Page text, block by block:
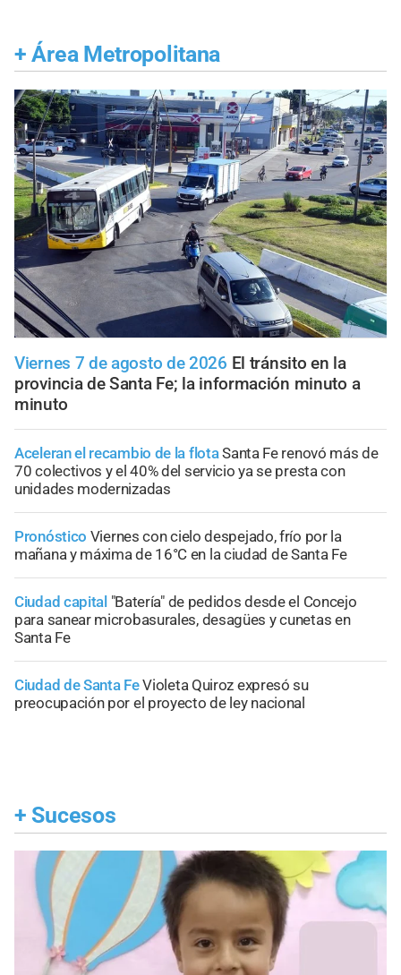
+ Área Metropolitana
Viernes 7 de agosto de 2026 El tránsito en la
provincia de Santa Fe; la información minuto a
minuto
Aceleran el recambio de la flotaSanta Fe renovó más de
70 colectivos y el 40% del servicio ya se presta con
unidades modernizadas
Pronóstico Viernes con cielo despejado, frío por la
mañana y máxima de 16°C en la ciudad de Santa Fe
Ciudad capital "Batería" de pedidos desde el Concejo
para sanear microbasurales, desagües y cunetas en
Santa Fe
Ciudad de Santa FeVioleta Quiroz expresó su
preocupación por el proyecto de ley nacional
+ Sucesos